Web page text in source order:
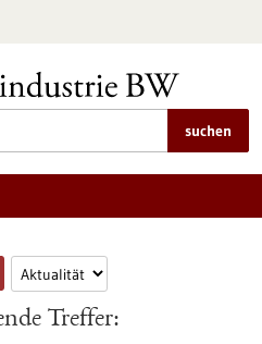
suchen
Treffer: